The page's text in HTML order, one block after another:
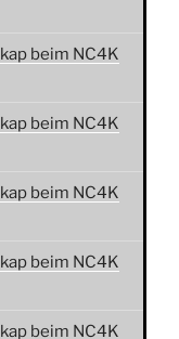
beim NC4K
beim NC4K
beim NC4K
beim NC4K
beim NC4K